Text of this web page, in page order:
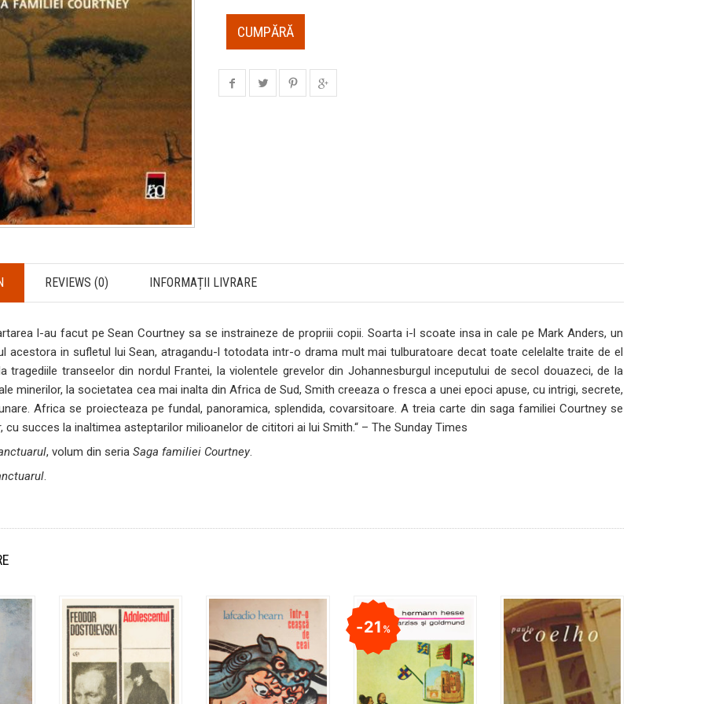
CUMPĂRĂ
REVIEWS (0) INFORMAȚII LIVRARE
l-au facut pe Sean Courtney sa se instraineze de propriii copii. Soarta i-l scoate insa in cale pe Mark Anders, un
acestora in sufletul lui Sean, atragandu-l totodata intr-o drama mult mai tulburatoare decat toate celelalte traite de el
tragediile transeelor din nordul Frantei, la violentele grevelor din Johannesburgul inceputului de secol douazeci, de la
minerilor, la societatea cea mai inalta din Africa de Sud, Smith creeaza o fresca a unei epoci apuse, cu intrigi, secrete,
Africa se proiecteaza pe fundal, panoramica, splendida, covarsitoare. A treia carte din saga familiei Courtney se
cu succes la inaltimea asteptarilor milioanelor de cititori ai lui Smith.“ – The Sunday Times
, volum din seria Saga familiei Courtney.
.
21%